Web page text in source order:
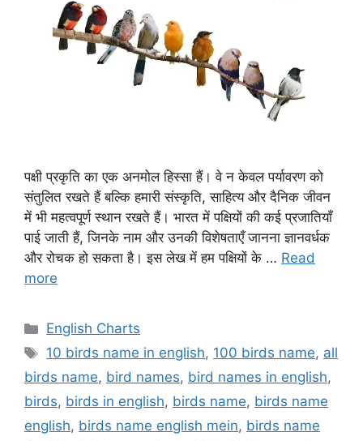
पक्षी प्रकृति का एक अनमोल हिस्सा हैं। वे न केवल पर्यावरण को
संतुलित रखते हैं बल्कि हमारी संस्कृति, साहित्य और दैनिक जीवन
में भी महत्वपूर्ण स्थान रखते हैं। भारत में पक्षियों की कई प्रजातियाँ
पाई जाती हैं, जिनके नाम और उनकी विशेषताएँ जानना ज्ञानवर्धक
और रोचक हो सकता है। इस लेख में हम पक्षियों के … Read
more
Categories
English Charts
Tags
10 birds name in english, 100 birds name, all
birds name, bird names, bird names in english,
birds, birds in english, birds name, birds name
english, birds name english mein, birds name